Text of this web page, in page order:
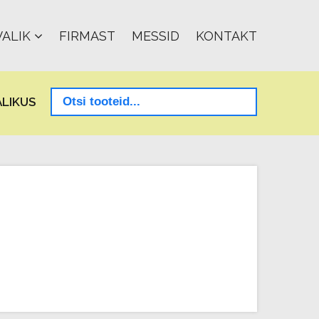
FIRMAST MESSID KONTAKT